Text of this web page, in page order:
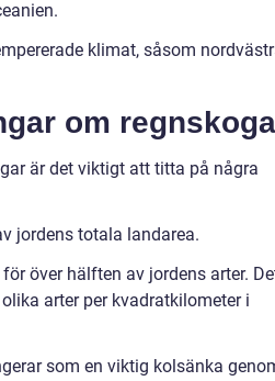
klimat, såsom
om
är det viktigt att titta på några
jordens totala landarea.
över hälften av jordens arter.
arter per kvadratkilometer i
som en viktig kolsänka